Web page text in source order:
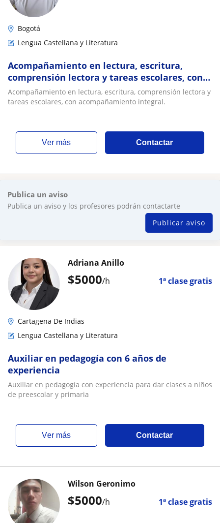
Bogotá
Lengua Castellana y Literatura
Acompañamiento en lectura, escritura,
comprensión lectora y tareas escolares, con
acompañamiento integral
Acompañamiento en lectura, escritura, comprensión lectora y
tareas escolares, con acompañamiento integral.
ver más Contactar
Publica un aviso
Publica un aviso y los profesores podrán contactarte
Publicar aviso
$5000/h 1ª clase gratis
Adriana Anillo
Cartagena De Indias
Lengua Castellana y Literatura
Auxiliar en pedagogía con 6 años de
experiencia
Auxiliar en pedagogía con experiencia para dar clases a niños
de preescolar y primaria
ver más Contactar
$5000/h 1ª clase gratis
Wilson Geronimo